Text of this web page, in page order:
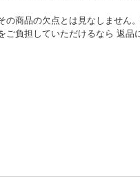
商品の欠点とは見なしません
ご負担していただけるなら 返品